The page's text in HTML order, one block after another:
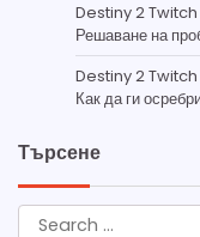
Destiny 2 Twitch
Решаване на
Destiny 2 Twitch
Как да ги
Търсене
Search